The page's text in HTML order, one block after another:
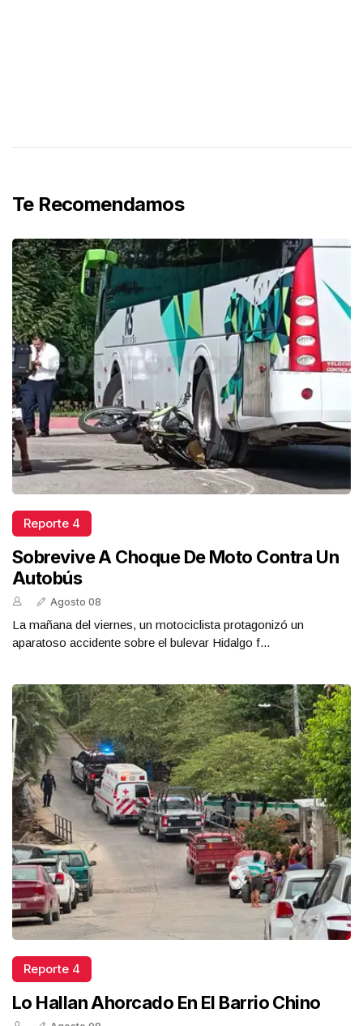
Te Recomendamos
Reporte 4
Sobrevive A Choque De Moto Contra Un
Autobús
Agosto 08
La mañana del viernes, un motociclista protagonizó un
aparatoso accidente sobre el bulevar Hidalgo f...
Reporte 4
Lo Hallan Ahorcado En El Barrio Chino